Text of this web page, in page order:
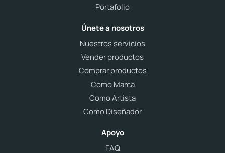
Portafolio
Únete a nosotros
Nuestros servicios
Vender productos
Comprar productos
Como Marca
Como Artista
Como Diseñador
Apoyo
FAQ